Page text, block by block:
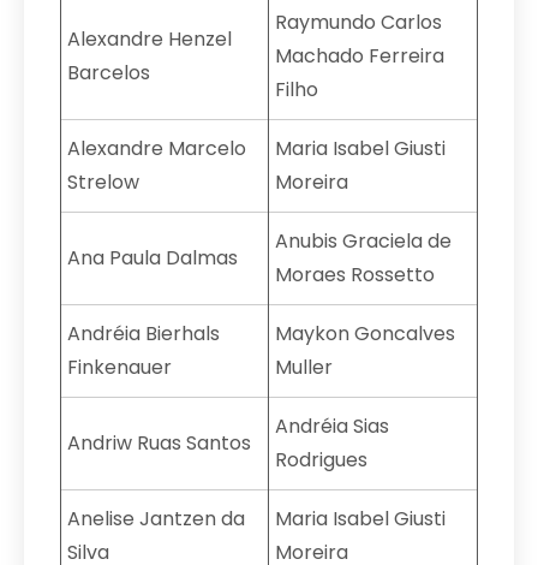
Alexandre Henzel
Barcelos
Raymundo Carlos
Machado Ferreira
Filho
Alexandre Marcelo
Strelow
Maria Isabel Giusti
Moreira
Ana Paula Dalmas
Anubis Graciela de
Moraes Rossetto
Andréia Bierhals
Finkenauer
Maykon Goncalves
Muller
Andriw Ruas Santos
Andréia Sias
Rodrigues
Anelise Jantzen da
Silva
Maria Isabel Giusti
Moreira